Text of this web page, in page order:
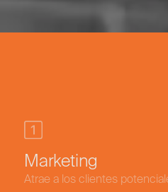
Marketing
Atrae a los clientes